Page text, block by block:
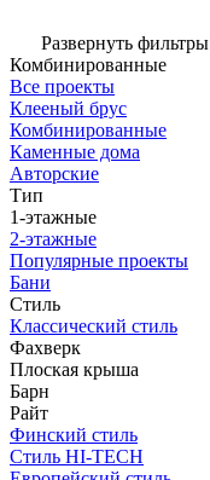
Развернуть фильтры
Комбинированные
Все проекты
Клееный брус
Комбинированные
Каменные дома
Авторские
Тип
1-этажные
2-этажные
Популярные проекты
Бани
Стиль
Классический стиль
Фахверк
Плоская крыша
Барн
Райт
Финский стиль
Стиль HI-TECH